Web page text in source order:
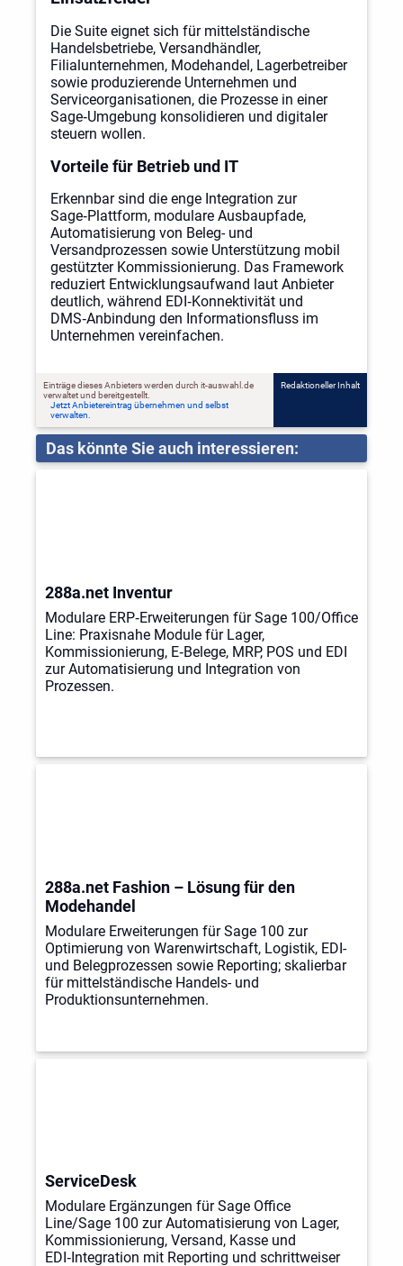
Die Suite eignet sich für mittelständische
Handelsbetriebe, Versandhändler,
Filialunternehmen, Modehandel, Lagerbetreiber
sowie produzierende Unternehmen und
Serviceorganisationen, die Prozesse in einer
Sage‑Umgebung konsolidieren und digitaler
steuern wollen.
Vorteile für Betrieb und IT
Erkennbar sind die enge Integration zur
Sage‑Plattform, modulare Ausbaupfade,
Automatisierung von Beleg- und
Versandprozessen sowie Unterstützung mobil
gestützter Kommissionierung. Das Framework
reduziert Entwicklungsaufwand laut Anbieter
deutlich, während EDI‑Konnektivität und
DMS‑Anbindung den Informationsfluss im
Unternehmen vereinfachen.
Einträge dieses Anbieters werden durch it-auswahl.de
verwaltet und bereitgestellt.
Jetzt Anbietereintrag übernehmen und selbst
verwalten.
Redaktioneller Inhalt
Das könnte Sie auch interessieren:
288a.net Inventur
Modulare ERP‑Erweiterungen für Sage 100/Office
Line: Praxisnahe Module für Lager,
Kommissionierung, E‑Belege, MRP, POS und EDI
zur Automatisierung und Integration von
Prozessen.
288a.net Fashion – Lösung für den
Modehandel
Modulare Erweiterungen für Sage 100 zur
Optimierung von Warenwirtschaft, Logistik, EDI-
und Belegprozessen sowie Reporting; skalierbar
für mittelständische Handels- und
Produktionsunternehmen.
ServiceDesk
Modulare Ergänzungen für Sage Office
Line/Sage 100 zur Automatisierung von Lager,
Kommissionierung, Versand, Kasse und
EDI‑Integration mit Reporting und schrittweiser